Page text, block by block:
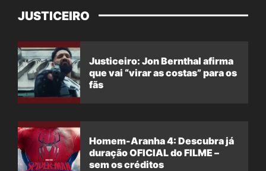
JUSTICEIRO
Justiceiro: Jon Bernthal afirma
que vai “virar as costas” para os
fãs
Homem-Aranha 4: Descubra já
duração OFICIAL do FILME –
sem os créditos